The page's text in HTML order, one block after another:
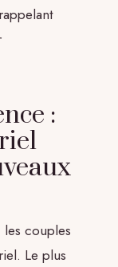
:
les couples
Le plus